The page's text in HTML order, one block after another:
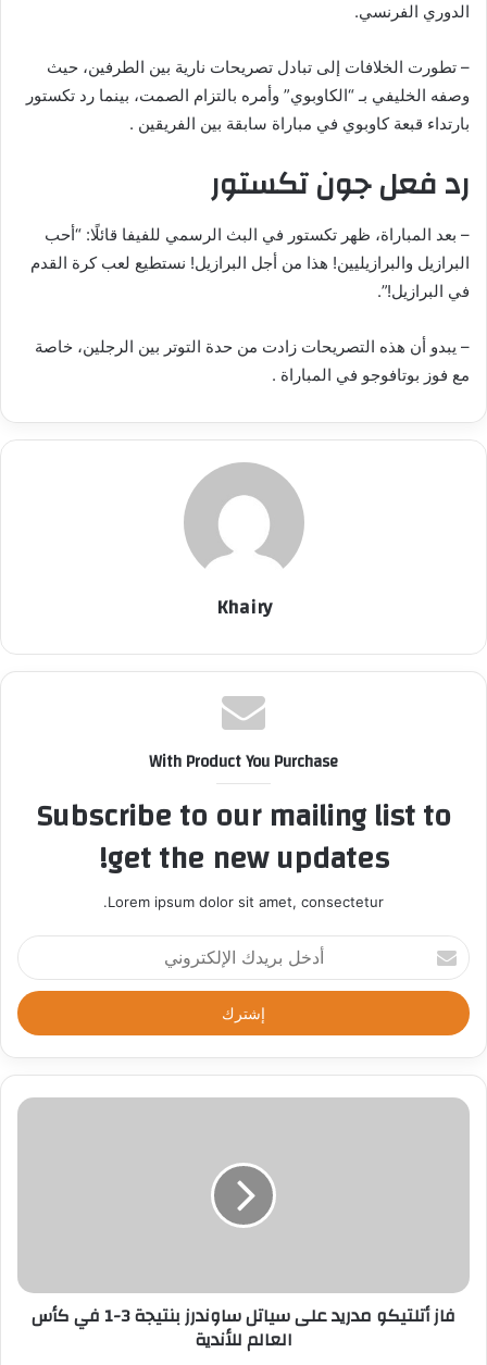
ر
ن
ي
ا
الدوري الفرنسي.
– تطورت الخلافات إلى تبادل تصريحات نارية بين الطرفين، حيث
وصفه الخليفي بـ “الكاوبوي” وأمره بالتزام الصمت، بينما رد تكستور
بارتداء قبعة كاوبوي في مباراة سابقة بين الفريقين .
رد فعل جون تكستور
– بعد المباراة، ظهر تكستور في البث الرسمي للفيفا قائلًا: “أحب
البرازيل والبرازيليين! هذا من أجل البرازيل! نستطيع لعب كرة القدم
في البرازيل!”.
– يبدو أن هذه التصريحات زادت من حدة التوتر بين الرجلين، خاصة
مع فوز بوتافوجو في المباراة .
Khairy
With Product You Purchase
Subscribe to our mailing list to
get the new updates!
Lorem ipsum dolor sit amet, consectetur.
أ
د
خ
ل
ر
د
ر
فاز أتلتيكو مدريد على سياتل ساوندرز بنتيجة 3-1 في كأس
العالم للأندية